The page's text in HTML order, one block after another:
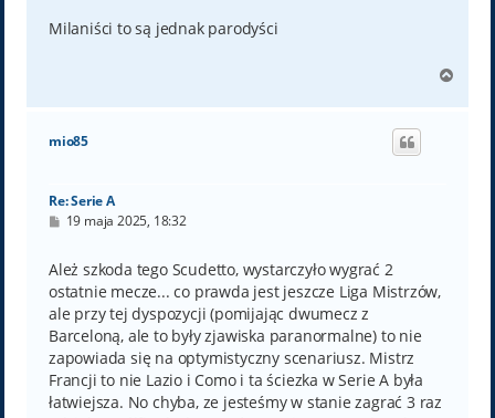
t
Milaniści to są jednak parodyści
g
mio85
Re: Serie A
P
t
19 maja 2025, 18:32
Ależ szkoda tego Scudetto, wystarczyło wygrać 2
ostatnie mecze... co prawda jest jeszcze Liga Mistrzów,
ale przy tej dyspozycji (pomijając dwumecz z
Barceloną, ale to były zjawiska paranormalne) to nie
zapowiada się na optymistyczny scenariusz. Mistrz
Francji to nie Lazio i Como i ta ściezka w Serie A była
łatwiejsza. No chyba, ze jesteśmy w stanie zagrać 3 raz